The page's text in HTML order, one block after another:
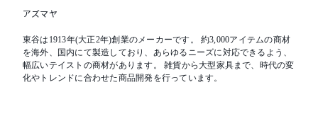
アズマヤ
東谷は1913年(大正2年)創業のメーカーです。 約3,000アイテムの商材
を海外、国内にて製造しており、あらゆるニーズに対応できるよう、
幅広いテイストの商材があります。 雑貨から大型家具まで、時代の変
化やトレンドに合わせた商品開発を行っています。